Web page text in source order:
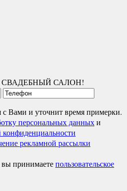
САЛОН!
Вами и уточнит время примерки.
персональных данныхи
конфиденциальности
рекламной рассылки
принимаетепользовательское